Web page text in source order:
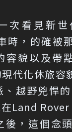
次看見新世
時，的確被
容貌以及帶
代化休旅容
、越野兇悍
Land
後，這個念